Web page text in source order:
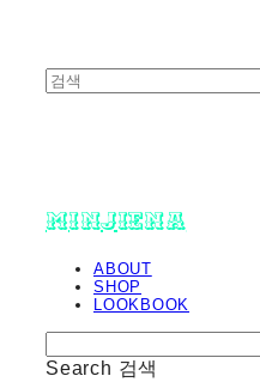
minjiena
ABOUT
SHOP
LOOKBOOK
Search 검색